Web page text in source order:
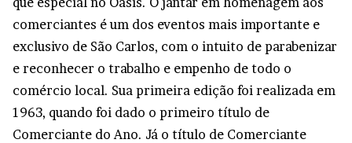
comerciantes é um dos eventos mais importante e
exclusivo de São Carlos, com o intuito de parabenizar
e reconhecer o trabalho e empenho de todo o
comércio local. Sua primeira edição foi realizada em
1963, quando foi dado o primeiro título de
Comerciante do Ano. Já o título de Comerciante